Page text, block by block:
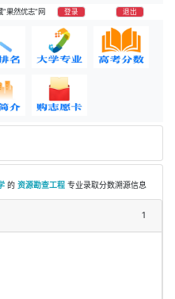
“果然优志”网 登录 退出
的 资源勘查工程 专业录取分数溯源信息
1